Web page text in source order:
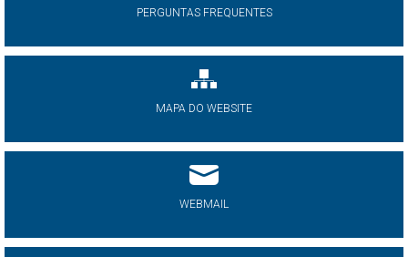
PERGUNTAS FREQUENTES
MAPA DO WEBSITE
WEBMAIL